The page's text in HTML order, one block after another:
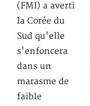
(FMI) a averti
la Corée du
Sud qu'elle
s'enfoncera
dans un
marasme de
faible